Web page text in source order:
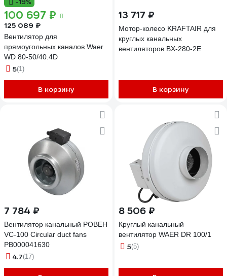
-19%
100 697 ₽
125 089 ₽
Вентилятор для
прямоугольных каналов Waer
WD 80-50/40.4D
5(1)
В корзину
13 717 ₽
Мотор-колесо KRAFTAIR для
круглых канальных
вентиляторов BX-280-2E
В корзину
7 784 ₽
Вентилятор канальный РОВЕН
VC-100 Circular duct fans
РВ000041630
4.7(17)
8 506 ₽
Круглый канальный
вентилятор WAER DR 100/1
5(5)